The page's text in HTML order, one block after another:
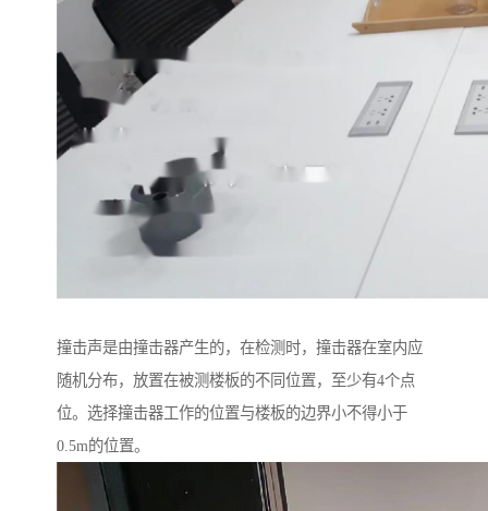
撞击声是由撞击器产生的，在检测时，撞击器在室内应
随机分布，放置在被测楼板的不同位置，至少有4个点
位。选择撞击器工作的位置与楼板的边界小不得小于
0.5m的位置。